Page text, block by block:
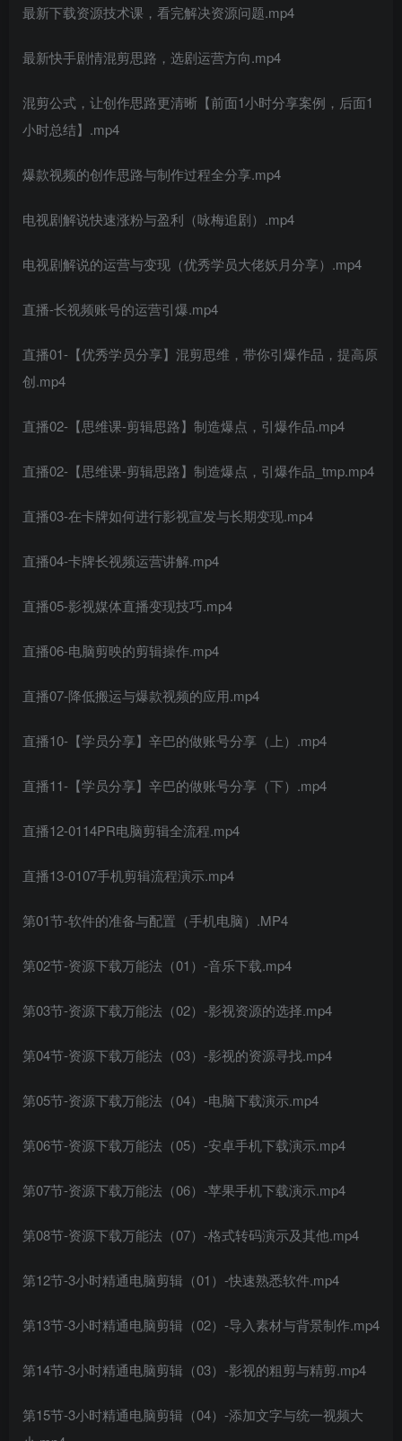
最新下载资源技术课，看完解决资源问题.mp4
最新快手剧情混剪思路，选剧运营方向.mp4
混剪公式，让创作思路更清晰【前面1小时分享案例，后面1
小时总结】.mp4
爆款视频的创作思路与制作过程全分享.mp4
电视剧解说快速涨粉与盈利（咏梅追剧）.mp4
电视剧解说的运营与变现（优秀学员大佬妖月分享）.mp4
直播-长视频账号的运营引爆.mp4
直播01-【优秀学员分享】混剪思维，带你引爆作品，提高原
创.mp4
直播02-【思维课-剪辑思路】制造爆点，引爆作品.mp4
直播02-【思维课-剪辑思路】制造爆点，引爆作品_tmp.mp4
直播03-在卡牌如何进行影视宣发与长期变现.mp4
直播04-卡牌长视频运营讲解.mp4
直播05-影视媒体直播变现技巧.mp4
直播06-电脑剪映的剪辑操作.mp4
直播07-降低搬运与爆款视频的应用.mp4
直播10-【学员分享】辛巴的做账号分享（上）.mp4
直播11-【学员分享】辛巴的做账号分享（下）.mp4
直播12-0114PR电脑剪辑全流程.mp4
直播13-0107手机剪辑流程演示.mp4
第01节-软件的准备与配置（手机电脑）.MP4
第02节-资源下载万能法（01）-音乐下载.mp4
第03节-资源下载万能法（02）-影视资源的选择.mp4
第04节-资源下载万能法（03）-影视的资源寻找.mp4
第05节-资源下载万能法（04）-电脑下载演示.mp4
第06节-资源下载万能法（05）-安卓手机下载演示.mp4
第07节-资源下载万能法（06）-苹果手机下载演示.mp4
第08节-资源下载万能法（07）-格式转码演示及其他.mp4
第12节-3小时精通电脑剪辑（01）-快速熟悉软件.mp4
第13节-3小时精通电脑剪辑（02）-导入素材与背景制作.mp4
第14节-3小时精通电脑剪辑（03）-影视的粗剪与精剪.mp4
第15节-3小时精通电脑剪辑（04）-添加文字与统一视频大